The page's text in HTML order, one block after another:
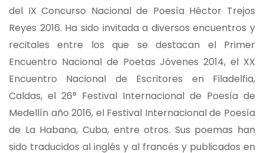
del IX Concurso Nacional de Poesía Héctor Trejos
Reyes 2016. Ha sido invitada a diversos encuentros y
recitales entre los que se destacan el Primer
Encuentro Nacional de Poetas Jóvenes 2014, el XX
Encuentro Nacional de Escritores en Filadelfia,
Caldas, el 26° Festival Internacional de Poesía de
Medellín año 2016, el Festival Internacional de Poesía
de La Habana, Cuba, entre otros. Sus poemas han
sido traducidos al inglés y al francés y publicados en